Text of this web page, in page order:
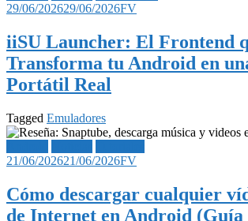
29/06/202629/06/2026FV
iiSU Launcher: El Frontend
Transforma tu Android en
Portátil Real
Tagged Emuladores
21/06/202621/06/2026FV
Cómo descargar cualquier
de Internet en Android